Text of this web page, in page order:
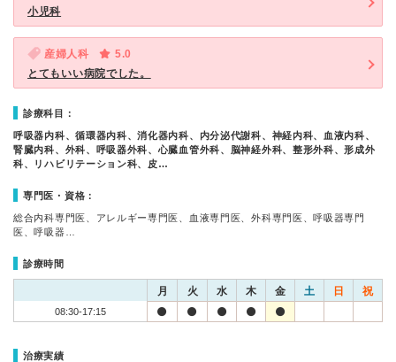
小児科
産婦人科
5.0
とてもいい病院でした。
診療科目：
呼吸器内科、循環器内科、消化器内科、内分泌代謝科、神経内科、血液内科、
腎臓内科、外科、呼吸器外科、心臓血管外科、脳神経外科、整形外科、形成外
科、リハビリテーション科、皮…
専門医・資格：
総合内科専門医、アレルギー専門医、血液専門医、外科専門医、呼吸器専門
医、呼吸器…
診療時間
月 火 水 木 金 土 日 祝
08:30-17:15
治療実績